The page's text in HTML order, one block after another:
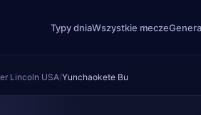
Typy dniaWszystkie mecze
Lincoln USA/Yunchaokete Bu